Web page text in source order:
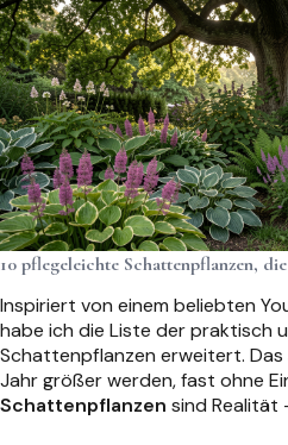
10 pflegeleichte Schattenpflanzen,
Inspiriert von einem beliebten
habe ich die Liste der praktisch
Schattenpflanzen erweitert. Das
Jahr größer werden, fast ohne
Schattenpflanzen sind Realität